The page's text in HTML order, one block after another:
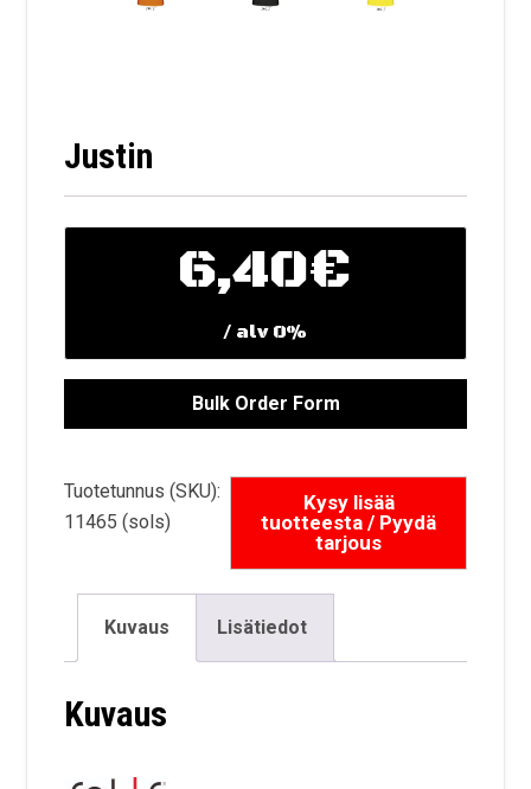
Justin
6,40€
/ alv 0%
Tuotetunnus (SKU):
11465 (sols)
Kuvaus Lisätiedot
Kuvaus